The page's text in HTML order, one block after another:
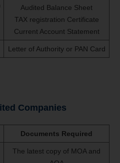
Audited Balance Sheet
TAX registration Certificate
Current Account Statement
Letter of Authority or PAN Card
Companies
Documents Required
The latest copy of MOA and